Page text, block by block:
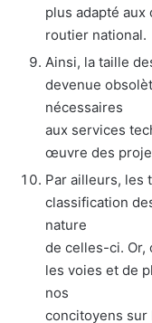
plus adapté
routier national.
Ainsi, la taille
devenue
nécessaires
aux services
œuvre des
Par ailleurs, les
classification
nature
de celles-ci. Or,
les voies et de
nos
concitoyens sur